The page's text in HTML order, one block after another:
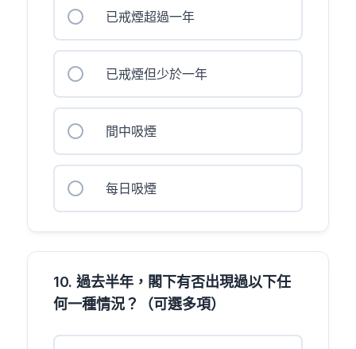
已戒煙超過一年
已戒煙但少於一年
間中吸煙
每日吸煙
10. 過去半年，閣下有否出現過以下任
何一種情況？（可選多項）